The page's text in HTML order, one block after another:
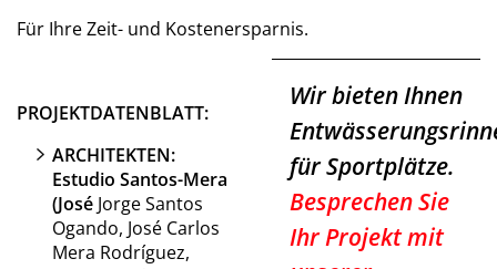
Für Ihre Zeit- und Kostenersparnis.
Wir bieten Ihnen
für Sportplätze.
Besprechen Sie
Ihr Projekt mit
PROJEKTDATENBLATT:
ARCHITEKTEN:
Estudio Santos-Mera
(José Jorge Santos
Ogando, José Carlos
Mera Rodríguez,